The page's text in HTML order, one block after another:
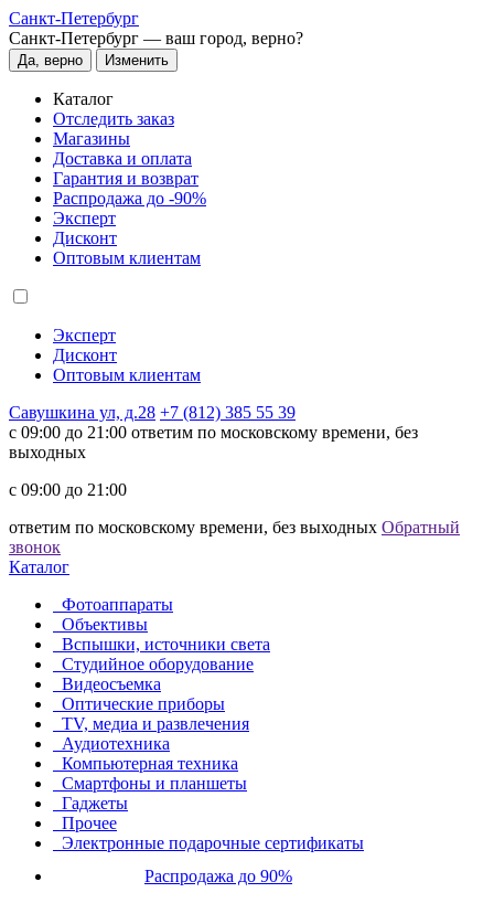
Санкт-Петербург
Санкт-Петербург — ваш город, верно?
Да, верно Изменить
Каталог
Отследить заказ
Магазины
Доставка и оплата
Гарантия и возврат
Распродажа до -90%
Эксперт
Дисконт
Оптовым клиентам
Эксперт
Дисконт
Оптовым клиентам
Савушкина ул, д.28 +7 (812) 385 55 39
c 09:00 до 21:00 ответим по московскому времени, без
выходных
c 09:00 до 21:00
ответим по московскому времени, без выходных Обратный
звонок
Каталог
Фотоаппараты
Объективы
Вспышки, источники света
Студийное оборудование
Видеосъемка
Оптические приборы
TV, медиа и развлечения
Аудиотехника
Компьютерная техника
Смартфоны и планшеты
Гаджеты
Прочее
Электронные подарочные сертификаты
Распродажа до 90%